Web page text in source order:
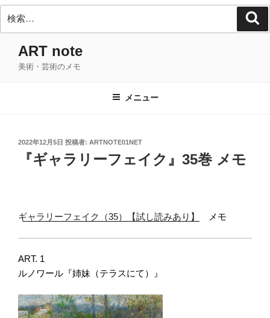
索:
ART note
美術・芸術のメモ
メニュー
投
2022年12月5日 投稿者: ARTNOTE01NET
『ギャラリーフェイク』35巻 メモ
ギャラリーフェイク（35）【試し読みあり】 メモ
ART. 1
ルノワール『姉妹（テラスにて）』